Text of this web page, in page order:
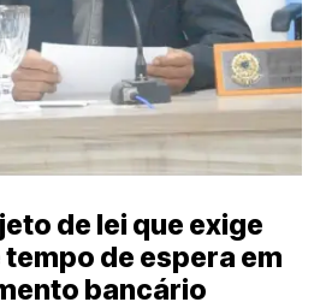
de lei que exige
de espera em
bancário